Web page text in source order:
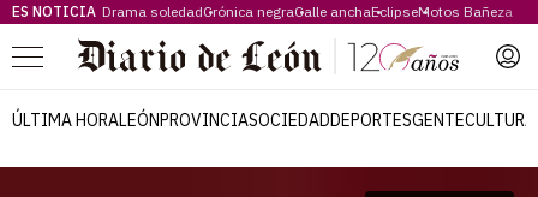
ES NOTICIA Drama soledadCrónica negraCalle anchaEclipseMotos Bañeza
Menú
ÚLTIMA HORALEÓNPROVINCIASOCIEDADDEPORTESGENTECULTURA